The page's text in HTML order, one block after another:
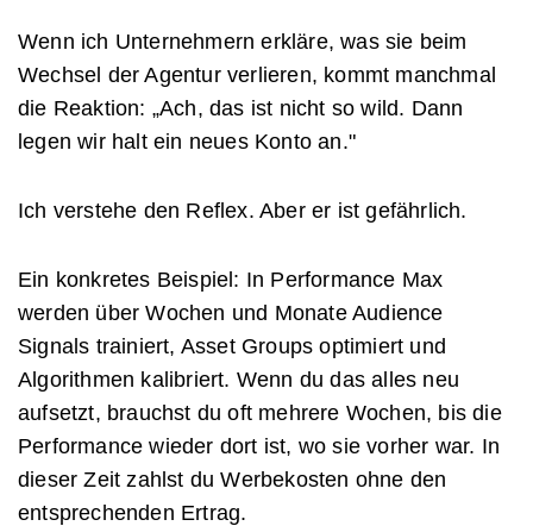
Wenn ich Unternehmern erkläre, was sie beim
Wechsel der Agentur verlieren, kommt manchmal
die Reaktion: „Ach, das ist nicht so wild. Dann
legen wir halt ein neues Konto an."
Ich verstehe den Reflex. Aber er ist gefährlich.
Ein konkretes Beispiel: In Performance Max
werden über Wochen und Monate Audience
Signals trainiert, Asset Groups optimiert und
Algorithmen kalibriert. Wenn du das alles neu
aufsetzt, brauchst du oft mehrere Wochen, bis die
Performance wieder dort ist, wo sie vorher war. In
dieser Zeit zahlst du Werbekosten ohne den
entsprechenden Ertrag.